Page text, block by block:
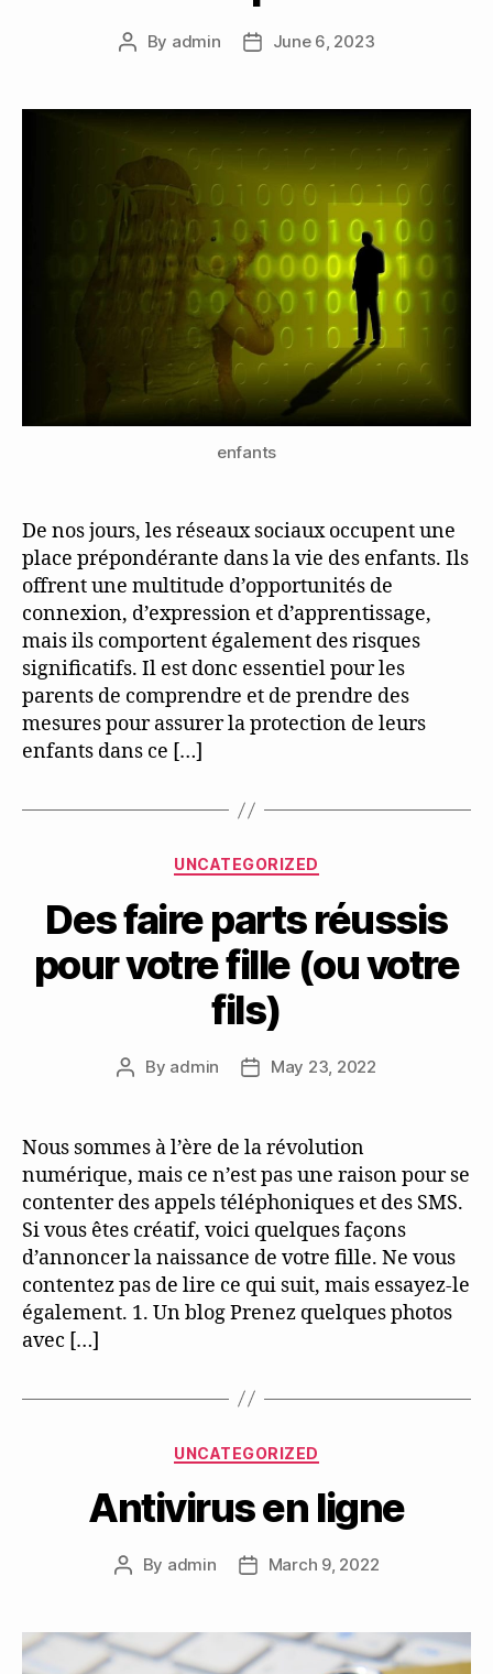
Post
By admin
PostJune 6, 2023
enfants
De nos jours, les réseaux sociaux occupent une
place prépondérante dans la vie des enfants. Ils
offrent une multitude d’opportunités de
connexion, d’expression et d’apprentissage,
mais ils comportent également des risques
significatifs. Il est donc essentiel pour les
parents de comprendre et de prendre des
mesures pour assurer la protection de leurs
enfants dans ce […]
Categories
UNCATEGORIZED
Des faire parts réussis
pour votre fille (ou votre
fils)
Post
By admin
PostMay 23, 2022
Nous sommes à l’ère de la révolution
numérique, mais ce n’est pas une raison pour se
contenter des appels téléphoniques et des SMS.
Si vous êtes créatif, voici quelques façons
d’annoncer la naissance de votre fille. Ne vous
contentez pas de lire ce qui suit, mais essayez-le
également. 1. Un blog Prenez quelques photos
avec […]
Categories
UNCATEGORIZED
Antivirus en ligne
Post
By admin
PostMarch 9, 2022